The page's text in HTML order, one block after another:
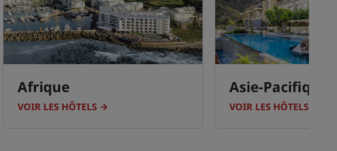
Afrique
VOIR LES HÔTELS
Asie-Pacifique
VOIR LES HÔTELS